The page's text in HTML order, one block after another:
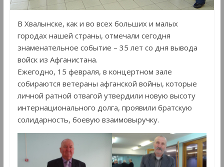
В Хвалынске, как и во всех больших и малых
городах нашей страны, отмечали сегодня
знаменательное событие – 35 лет со дня вывода
войск из Афганистана.
Ежегодно, 15 февраля, в концертном зале
собираются ветераны афганской войны, которые
личной ратной отвагой утвердили новую высоту
интернационального долга, проявили братскую
солидарность, боевую взаимовыручку.